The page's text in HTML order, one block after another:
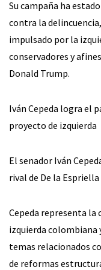
Su campaña ha
contra la
impulsado por la
conservadores y
Donald Trump.
Iván Cepeda logra el
proyecto de izquierda
El senador Iván
rival de De la
Cepeda representa
izquierda colombiana
temas relacionados
de reformas